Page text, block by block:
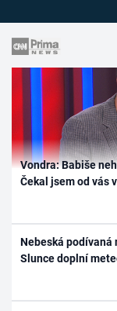
Vondra: Babiše
Čekal jsem od vás
Nebeská podívaná
Slunce doplní